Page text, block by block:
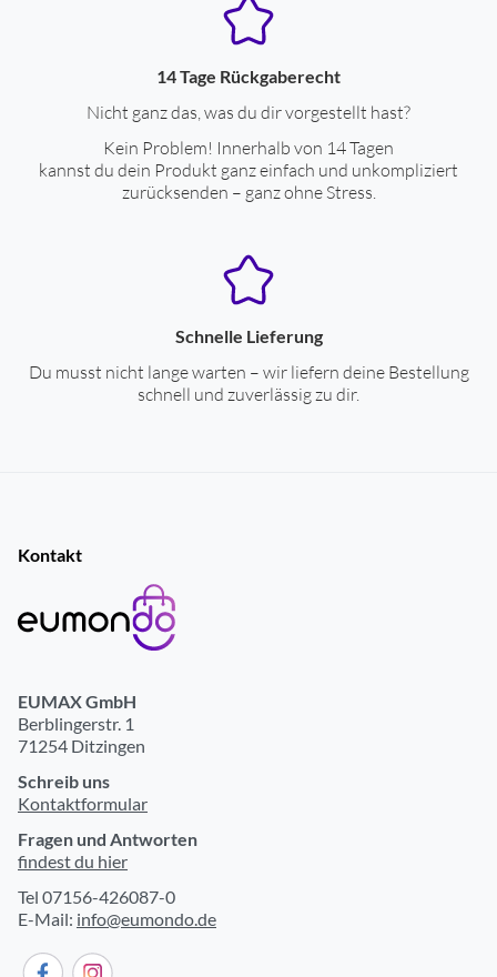
14 Tage Rückgaberecht
Nicht ganz das, was du dir vorgestellt hast?
Kein Problem! Innerhalb von 14 Tagen
kannst du dein Produkt ganz einfach und unkompliziert
zurücksenden – ganz ohne Stress.
Schnelle Lieferung
Du musst nicht lange warten – wir liefern deine Bestellung
schnell und zuverlässig zu dir.
Kontakt
EUMAX GmbH
Berblingerstr. 1
71254 Ditzingen
Schreib uns
Kontaktformular
Fragen und Antworten
findest du hier
Tel 07156-426087-0
E-Mail: info@eumondo.de